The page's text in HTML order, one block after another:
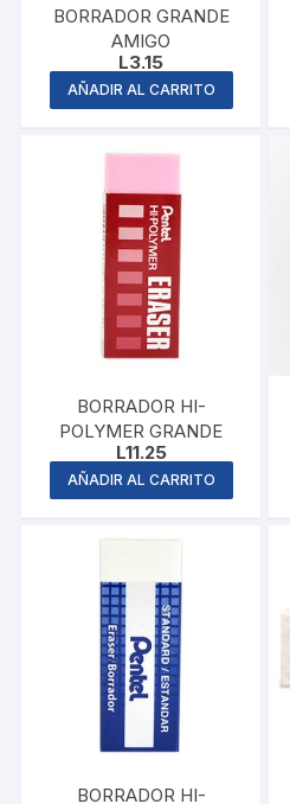
BORRADOR GRANDE
AMIGO
L3.15
AÑADIR AL CARRITO
BORRADOR HI-
POLYMER GRANDE
L11.25
AÑADIR AL CARRITO
BORRADOR HI-